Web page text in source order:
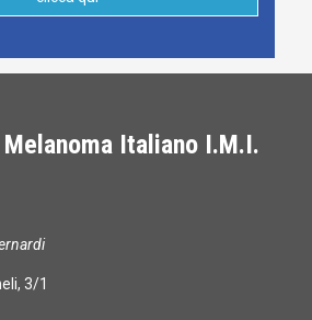
Italiano I.M.I.
3/1